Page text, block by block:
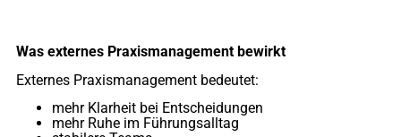
Was externes Praxismanagement bewirkt
Externes Praxismanagement bedeutet:
mehr Klarheit bei Entscheidungen
mehr Ruhe im Führungsalltag